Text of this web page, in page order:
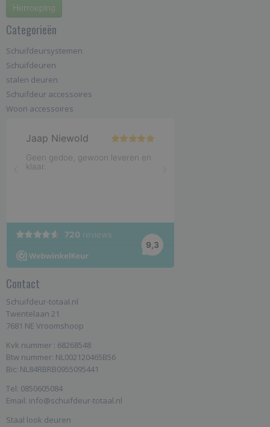
Herroeping
Categorieën
Schuifdeursystemen
Schuifdeuren
stalen deuren
Schuifdeur accessoires
Woon accessoires
Contact
Schuifdeur-totaal.nl
Twentelaan 21
7681 NE Vroomshoop
Kvk nummer : 68268548
Btw nummer: NL002120465B56
Bic: NL84RBRB0955095441
Tel: 0850605084
Email: info@schuifdeur-totaal.nl
Staal look deuren